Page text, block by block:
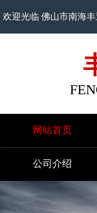
欢迎光临 佛山市南海
网站首页
公司介绍